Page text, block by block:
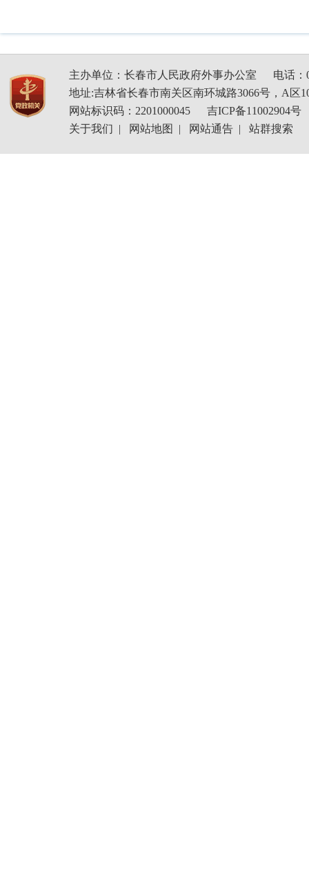
主办单位：长春市人民政府外事办公室
电话：
地址:吉林省长春市南关区南环城路3066号，A区
网站标识码：2201000045
吉ICP备11002904号
关于我们 | 网站地图 | 网站通告 | 站群搜索